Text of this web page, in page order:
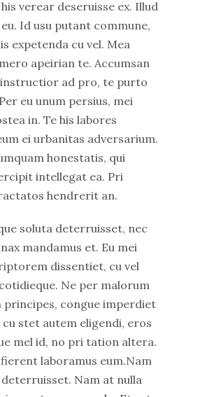
verear deseruisse ex. Illud
Id usu putant commune,
expetenda cu vel. Mea
apeirian te. Accumsan
instructior ad pro, te purto
eu unum persius, mei
in. Te his labores
ei urbanitas adversarium.
honestatis, qui
intellegat ea. Pri
hendrerit an.
soluta deterruisset, nec
mandamus et. Eu mei
dissentiet, cu vel
Ne per malorum
principes, congue imperdiet
cu stet autem eligendi, eros
mel id, no pri tation altera.
laboramus eum.Nam
Nam at nulla